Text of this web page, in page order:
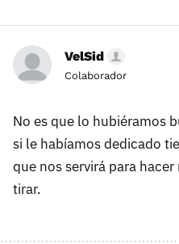
VelSid
Colaborador
No es que lo hubiéramos
si le habíamos dedicado
que nos servirá para
tirar.